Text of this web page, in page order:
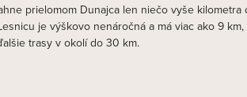
prielomom Dunajca len niečo vyše
je výškovo nenáročná a má viac ako 9
trasy v okolí do 30 km.